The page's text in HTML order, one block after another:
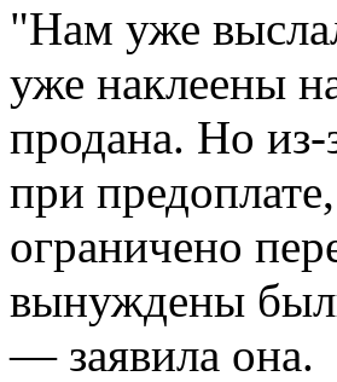
"Нам уже
уже наклеены
продана. Но из-
при
ограничено
вынуждены
— заявила она.